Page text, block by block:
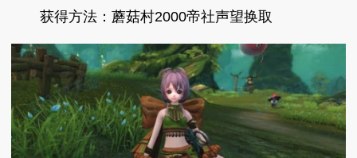
获得方法：蘑菇村2000帝社声望换取